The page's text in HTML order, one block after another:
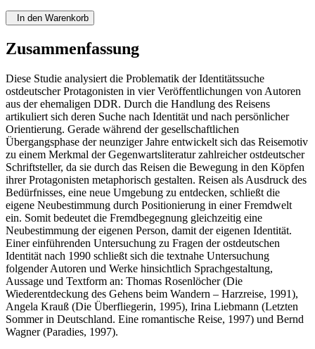
In den Warenkorb
Zusammenfassung
Diese Studie analysiert die Problematik der Identitätssuche
ostdeutscher Protagonisten in vier Veröffentlichungen von Autoren
aus der ehemaligen DDR. Durch die Handlung des Reisens
artikuliert sich deren Suche nach Identität und nach persönlicher
Orientierung. Gerade während der gesellschaftlichen
Übergangsphase der neunziger Jahre entwickelt sich das Reisemotiv
zu einem Merkmal der Gegenwartsliteratur zahlreicher ostdeutscher
Schriftsteller, da sie durch das Reisen die Bewegung in den Köpfen
ihrer Protagonisten metaphorisch gestalten. Reisen als Ausdruck des
Bedürfnisses, eine neue Umgebung zu entdecken, schließt die
eigene Neubestimmung durch Positionierung in einer Fremdwelt
ein. Somit bedeutet die Fremdbegegnung gleichzeitig eine
Neubestimmung der eigenen Person, damit der eigenen Identität.
Einer einführenden Untersuchung zu Fragen der ostdeutschen
Identität nach 1990 schließt sich die textnahe Untersuchung
folgender Autoren und Werke hinsichtlich Sprachgestaltung,
Aussage und Textform an: Thomas Rosenlöcher (Die
Wiederentdeckung des Gehens beim Wandern – Harzreise, 1991),
Angela Krauß (Die Überfliegerin, 1995), Irina Liebmann (Letzten
Sommer in Deutschland. Eine romantische Reise, 1997) und Bernd
Wagner (Paradies, 1997).